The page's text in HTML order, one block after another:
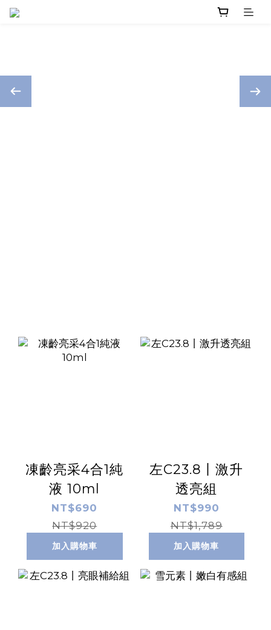
凍齡亮采4合1純
液 10ml
NT$690
NT$920
加入購物車
左C23.8丨激升
透亮組
NT$990
NT$1,789
加入購物車